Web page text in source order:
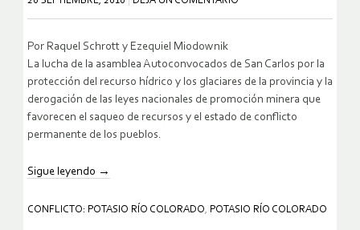
Por Raquel Schrott y Ezequiel Miodownik
La lucha de la asamblea Autoconvocados de San Carlos por la
protección del recurso hídrico y los glaciares de la provincia y la
derogación de las leyes nacionales de promoción minera que
favorecen el saqueo de recursos y el estado de conflicto
permanente de los pueblos.
Sigue leyendo →
CONFLICTO: POTASIO RÍO COLORADO, POTASIO RÍO COLORADO